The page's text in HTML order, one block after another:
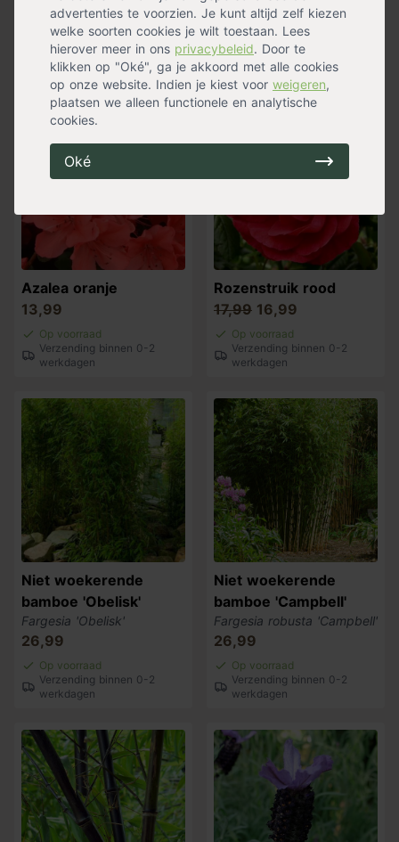
advertenties te voorzien. Je kunt altijd zelf kiezen
welke soorten cookies je wilt toestaan. Lees
hierover meer in ons privacybeleid. Door te
klikken op "Oké", ga je akkoord met alle cookies
op onze website. Indien je kiest voor weigeren,
plaatsen we alleen functionele en analytische
cookies.
Oké
11,99
Op voorraad
Verzending binnen 0-2
werkdagen
22,99
Op voorraad
Verzending binnen 0-2
werkdagen
Azalea oranje
13,99
Op voorraad
Verzending binnen 0-2
werkdagen
Rozenstruik rood
17,99 16,99
Op voorraad
Verzending binnen 0-2
werkdagen
Niet woekerende
bamboe 'Obelisk'
Fargesia 'Obelisk'
26,99
Op voorraad
Verzending binnen 0-2
werkdagen
Niet woekerende
bamboe 'Campbell'
Fargesia robusta 'Campbell'
26,99
Op voorraad
Verzending binnen 0-2
werkdagen